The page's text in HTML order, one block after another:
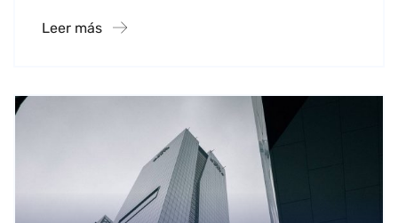
Leer más